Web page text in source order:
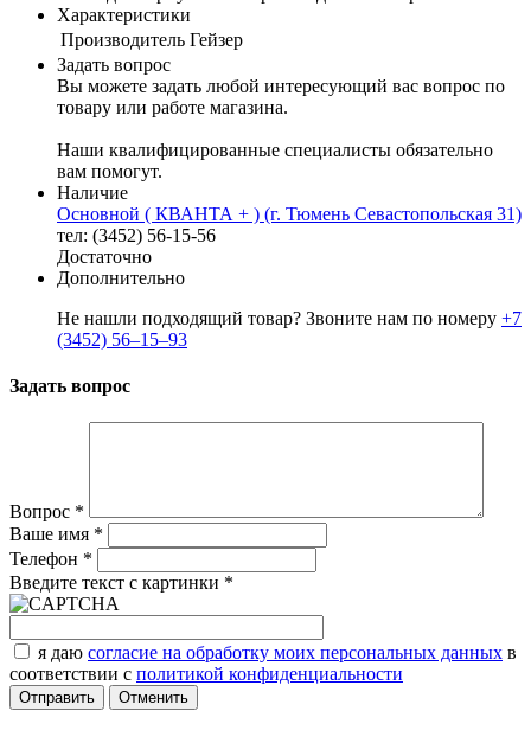
Характеристики
Производитель Гейзер
Задать вопрос
Вы можете задать любой интересующий вас вопрос по
товару или работе магазина.
Наши квалифицированные специалисты обязательно
вам помогут.
Наличие
Основной ( КВАНТА + ) (г. Тюмень Севастопольская 31)
тел: (3452) 56-15-56
Достаточно
Дополнительно
Не нашли подходящий товар? Звоните нам по номеру +7
(3452) 56‒15‒93
Задать вопрос
Вопрос *
Ваше имя *
Телефон *
Введите текст с картинки *
я даю согласие на обработку моих персональных данных в
соответствии с политикой конфиденциальности
Отменить